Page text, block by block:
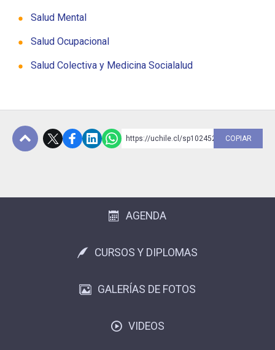
PLATAFORMA EDUCATIVA
Salud Mental
Salud Ocupacional
Salud Colectiva y Medicina Socialalud
https://uchile.cl/sp102452 COPIAR
AGENDA
CURSOS Y DIPLOMAS
GALERÍAS DE FOTOS
VIDEOS